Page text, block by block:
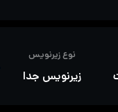
نوع زیرنویس
زیرنویس جدا